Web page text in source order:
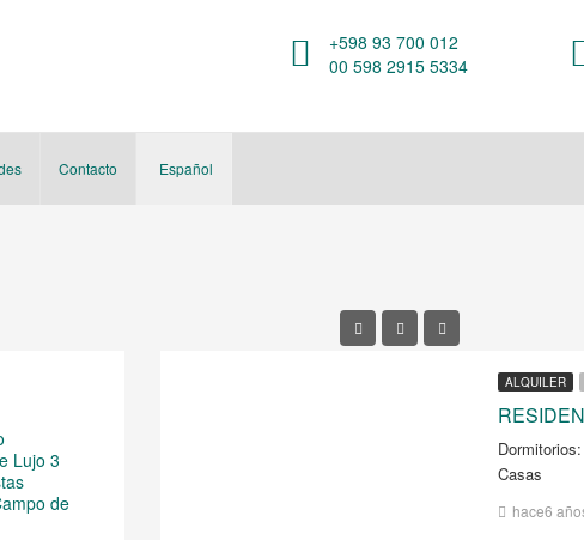
+598 93 700 012
00 598 2915 5334
Contacto Español
ALQUILER
Casas
hace6
Lujo 3
de